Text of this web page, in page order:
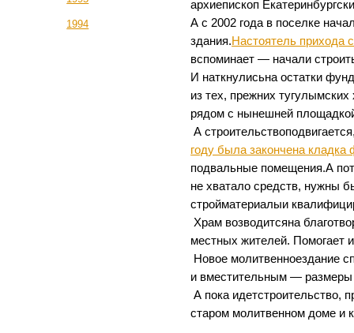
1994
архиепископ
А с 2002 года в поселке
здания.Настоятель прихода
вспоминает — начали
И наткнулисьна остатки
из тех, прежних
рядом с нынешней
А
году была закончена кладка
подвальные помещения.А
не хватало средств, нужны
стройматериалыи
Храм возводитсяна
местных жителей. Помогает
Новое молитвенноездание
и вместительным — размеры
А пока идетстроительство,
старом молитвенном доме и